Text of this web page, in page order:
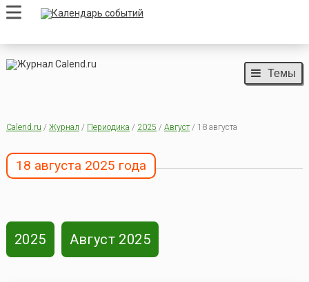
Темы
Calend.ru / Журнал / Периодика / 2025 / Август/ 18 августа
18 августа 2025 года
2025 Август 2025